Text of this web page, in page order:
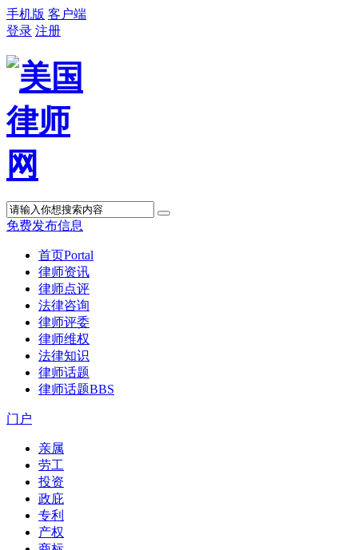
手机版 客户端
登录 注册
免费发布信息
首页Portal
律师资讯
律师点评
法律咨询
律师评委
律师维权
法律知识
律师话题
律师话题BBS
门户
亲属
劳工
投资
政庇
专利
产权